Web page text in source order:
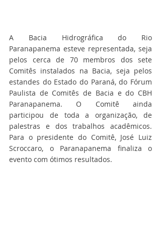
A Bacia Hidrográfica do Rio
Paranapanema esteve representada, seja
pelos cerca de 70 membros dos sete
Comitês instalados na Bacia, seja pelos
estandes do Estado do Paraná, do Fórum
Paulista de Comitês de Bacia e do CBH
Paranapanema. O Comitê ainda
participou de toda a organização, de
palestras e dos trabalhos acadêmicos.
Para o presidente do Comitê, José Luiz
Scroccaro, o Paranapanema finaliza o
evento com ótimos resultados.